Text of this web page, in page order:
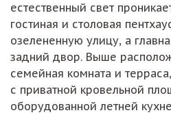
естественный свет
гостиная и столовая
озелененную улицу, а
задний двор. Выше
семейная комната и
с приватной кровельной
оборудованной летней